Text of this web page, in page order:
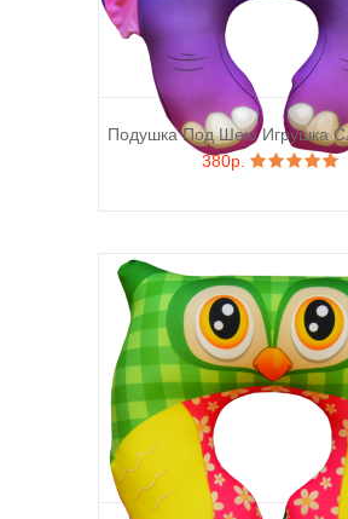
Подушка Под Шею Игрушка
380р.